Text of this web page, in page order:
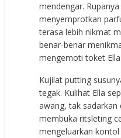
mendengar.
menyemprotkan
terasa lebih nikmat
benar-benar
mengemoti toket
Kujilat putting
tegak. Kulihat Ella
awang, tak sadarkan
membuka ritsleting
mengeluarkan